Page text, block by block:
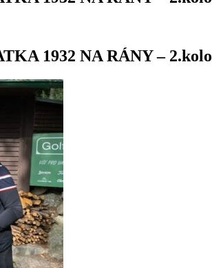
1932 NA RÁNY – 2.kolo